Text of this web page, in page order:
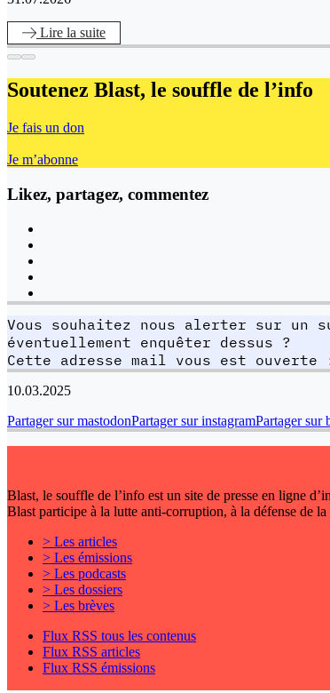
Lire la suite
Soutenez Blast, le souffle de l’info
Je fais un don
Je m’abonne
Likez, partagez, commentez
Vous souhaitez nous alerter sur un
éventuellement enquêter dessus ?
Cette adresse mail vous est ouverte
10.03.2025
Partager sur mastodonPartager sur instagramPartager sur
Blast, le souffle de l’info est un site de presse en ligne
Blast participe à la lutte anti-corruption, à la défense de
> Les articles
> Les émissions
> Les podcasts
> Les dossiers
> Les brèves
Flux RSS tous les contenus
Flux RSS articles
Flux RSS émissions